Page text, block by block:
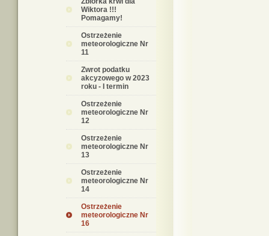
Wiktora !!!
Pomagamy!
Ostrzeżenie
meteorologiczne Nr
11
Zwrot podatku
akcyzowego w 2023
roku - I termin
Ostrzeżenie
meteorologiczne Nr
12
Ostrzeżenie
meteorologiczne Nr
13
Ostrzeżenie
meteorologiczne Nr
14
Ostrzeżenie
meteorologiczne Nr
16